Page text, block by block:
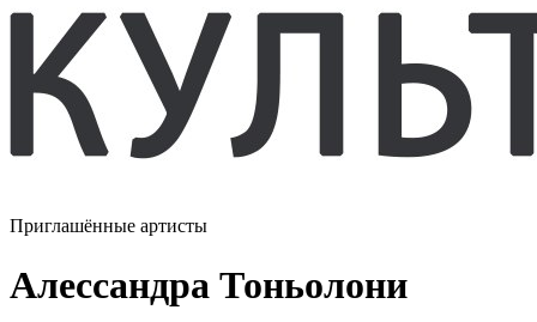
Приглашённые артисты
Алессандра Тоньолони